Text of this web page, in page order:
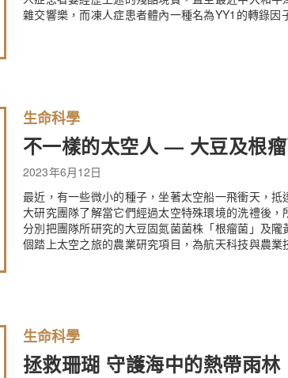
雜交響樂，而凍人症患者體內一種名為YY1的轉錄
生命科學
不一樣的太空人 — 大豆及根
2023年6月12日
最近，有一些微小的種子，坐著太空船一飛衝天，
大研究團隊了解當它們經過太空特殊環境的洗禮後
分別把團隊所研究的大豆固氮菌菌株「根瘤菌」及
個踏上太空之旅的農業研究項目，為航天科技與農業
生命科學
拯救珊瑚 守護海中的熱帶雨林